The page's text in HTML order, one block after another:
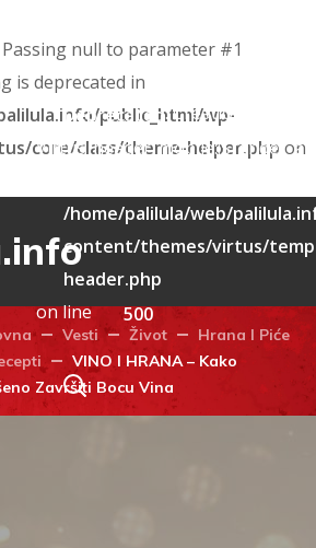
null to parameter #1
is deprecated in
public_html/wp-
core/class/theme-helper.php on
Deprecated: Creation of
/home/palilula/web/
content/themes/virtus/
header.php
on line
500
Vesti Život
Hrana I Piće
VINO I HRANA – Kako
Završiti Bocu Vina